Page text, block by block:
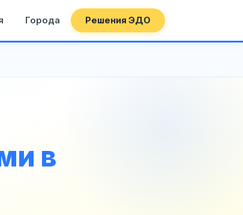
Города Решения ЭДО
в